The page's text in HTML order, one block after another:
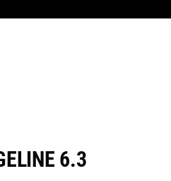
6.3